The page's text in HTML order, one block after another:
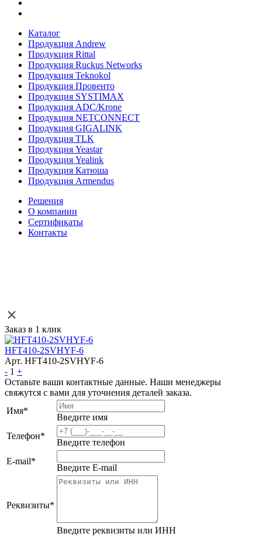
Каталог
Продукция Andrew
Продукция Rittal
Продукция Ruckus Networks
Продукция Teknokol
Продукция Провенто
Продукция SYSTIMAX
Продукция ADC/Krone
Продукция NETCONNECT
Продукция GIGALINK
Продукция TLK
Продукция Yeastar
Продукция Yealink
Продукция Катюша
Продукция Armendus
Решения
О компании
Сертификаты
Контакты
Заказ в 1 клик
HFT410-2SVHYF-6
Арт. HFT410-2SVHYF-6
- 1 +
Оставьте ваши контактные данные. Наши менеджеры
свяжутся с вами для уточнения деталей заказа.
Имя*
Введите имя
Телефон*
Введите телефон
E-mail*
Введите E-mail
Реквизиты*
Введите реквизиты или ИНН